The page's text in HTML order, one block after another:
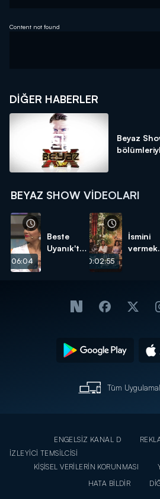
Content not found
DIĞER HABERLER
Beyaz
BEYAZ SHOW VIDEOLARI
Beste
Uyanık'tan
00:02:55
İsmini
vermek
teklif
Tüm
ENGELSİZ KANAL D
İZLEYİCİ TEMSİLCİSİ
KİŞİSEL VERİLERİN KORUNMASI
HATA BİLDİR